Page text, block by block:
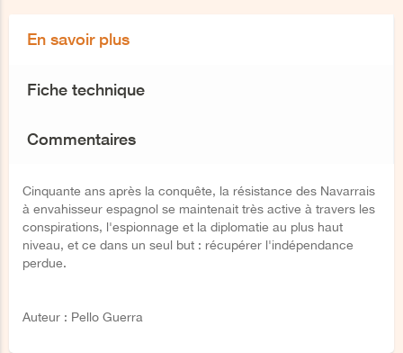
En savoir plus
Fiche technique
Commentaires
Cinquante ans après la conquête, la résistance des Navarrais
à envahisseur espagnol se maintenait très active à travers les
conspirations, l'espionnage et la diplomatie au plus haut
niveau, et ce dans un seul but : récupérer l'indépendance
perdue.
Auteur : Pello Guerra